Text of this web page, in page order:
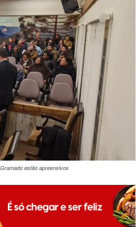
estão apreensivos